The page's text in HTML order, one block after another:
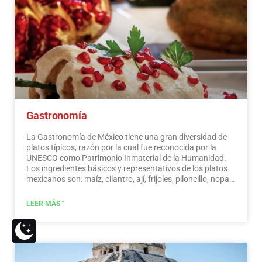
interesantes y divertidas. En tu viaje por México, no
puedes dejar de comprar recuerdos; la artesanía que se
elabora aquí es de la más alta calidad y reconocida
mundialmente. ¡No te pierdas una ruta de compras!
más
Gastronomía
La Gastronomía de México tiene una gran diversidad de
platos típicos, razón por la cual fue reconocida por la
UNESCO como Patrimonio Inmaterial de la Humanidad.
Los ingredientes básicos y representativos de los platos
mexicanos son: maíz, cilantro, ají, frijoles, piloncillo, nopal
sus salsas, que sirven de acompañamiento a platos
LEER MÁS "